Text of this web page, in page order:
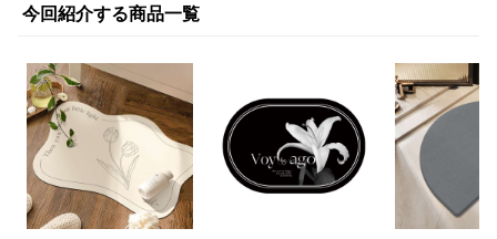
今回紹介する商品一覧